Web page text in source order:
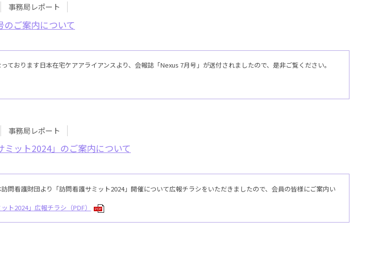
事務局レポート
のご案内について
ております日本在宅ケアアライアンスより、会報誌「Nexus 7月号」が送付されましたので、是非ご覧ください。
事務局レポート
ミット2024」のご案内について
問看護財団より「訪問看護サミット2024」開催について広報チラシをいただきましたので、会員の皆様にご案内い
ト2024」広報チラシ（PDF） PDF